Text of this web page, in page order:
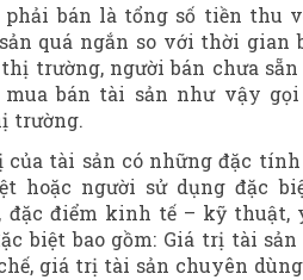
phải bán là tổng số tiền thu
quá ngắn so với thời
trường, người bán chưa
mua bán tài sản như vậy
trường.
tài sản có những đặc
hoặc người sử dụng đặc
điểm kinh tế – kỹ thuật,
biệt bao gồm: Giá trị tài
giá trị tài sản chuyên